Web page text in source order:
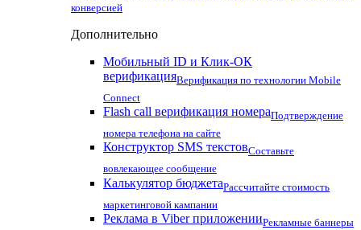
конверсией
Дополнительно
Мобильный ID и Клик-ОК
верификацияВерификация по технологии Mobile
Connect
Flash call верификация номераПодтверждение
номера телефона на сайте
Конструктор SMS текстовСоставьте
вовлекающее сообщение
Калькулятор бюджетаРассчитайте стоимость
маркетинговой кампании
Реклама в Viber приложенииРекламные баннеры